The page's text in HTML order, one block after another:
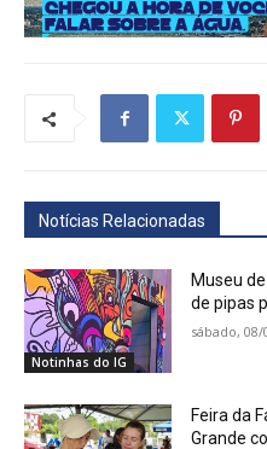
Notícias Relacionadas
Notinhas do IG
Museu
de pipas
sábado, 08/
Feira da
Grande